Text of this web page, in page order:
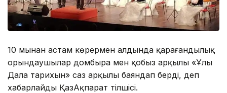
10 мыңнан астам көрермен алдында қарағандылық
орындаушылар домбыра мен қобыз арқылы «Ұлы
Дала тарихын» саз арқылы баяндап берді, деп
хабарлайды ҚазАқпарат тілшісі.